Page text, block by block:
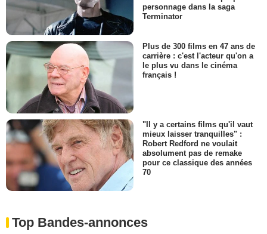
personnage dans la saga
Terminator
Plus de 300 films en 47 ans de
carrière : c'est l'acteur qu'on a
le plus vu dans le cinéma
français !
"Il y a certains films qu'il vaut
mieux laisser tranquilles" :
Robert Redford ne voulait
absolument pas de remake
pour ce classique des années
70
Top Bandes-annonces